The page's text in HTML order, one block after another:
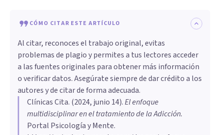
CÓMO CITAR ESTE ARTÍCULO
Al citar, reconoces el trabajo original, evitas
problemas de plagio y permites a tus lectores acceder
a las fuentes originales para obtener más información
o verificar datos. Asegúrate siempre de dar crédito a los
autores y de citar de forma adecuada.
Clínicas Cita. (2024, junio 14).El enfoque
multidisciplinar en el tratamiento de la Adicción.
Portal Psicología y Mente.